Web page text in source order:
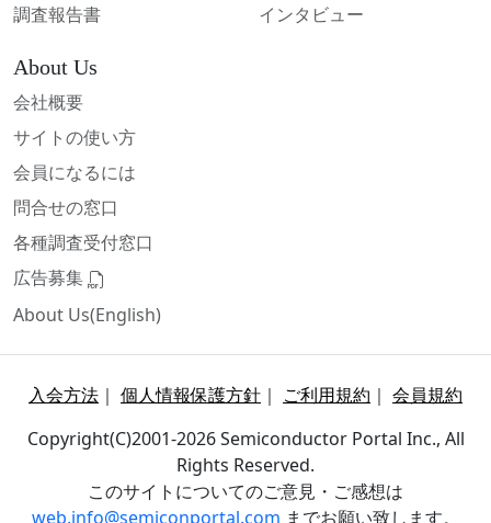
調査報告書
インタビュー
About Us
会社概要
サイトの使い方
会員になるには
問合せの窓口
各種調査受付窓口
広告募集
About Us(English)
入会方法 ｜ 個人情報保護方針 ｜ ご利用規約 ｜ 会員規約
Copyright(C)2001-2026 Semiconductor Portal Inc., All
Rights Reserved.
このサイトについてのご意見・ご感想は
web.info@semiconportal.com までお願い致します。